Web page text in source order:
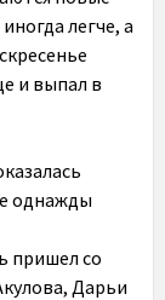
легче, а
и выпал в
однажды
пришел со
Дарьи